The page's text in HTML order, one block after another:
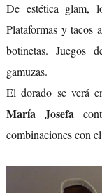
De estética glam,
Plataformas y tacos
botinetas. Juegos
gamuzas.
El dorado se verá
María Josefa
combinaciones con